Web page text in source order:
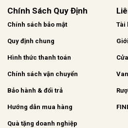
Chính Sách Quy Định
Chính sách bảo mật
Quy định chung
Hình thức thanh toán
Chính sách vận chuyển
Bảo hành & đổi trả
Hướng dẫn mua hàng
Quà tặng doanh nghiệp
Tài